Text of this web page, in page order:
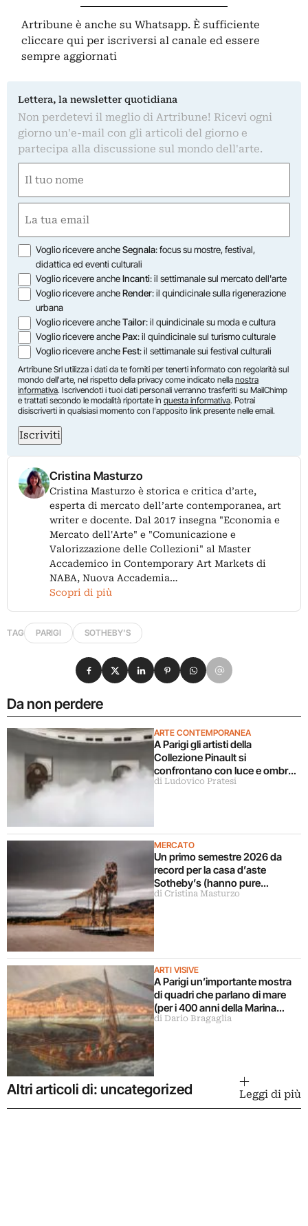
Artribune è anche su Whatsapp. È sufficiente
cliccare qui per iscriversi al canale ed essere
sempre aggiornati
Lettera, la newsletter quotidiana
Non perdetevi il meglio di Artribune! Ricevi ogni
giorno un'e-mail con gli articoli del giorno e
partecipa alla discussione sul mondo dell'arte.
(Required)
First
(Required)
Opzioni
Voglio ricevere ancheSegnala: focus su mostre, festival,
didattica ed eventi culturali
Voglio ricevere ancheIncanti: il settimanale sul mercato dell'arte
Voglio ricevere ancheRender: il quindicinale sulla rigenerazione
urbana
Voglio ricevere ancheTailor: il quindicinale su moda e cultura
Voglio ricevere anchePax: il quindicinale sul turismo culturale
Voglio ricevere ancheFest: il settimanale sui festival culturali
Artribune Srl utilizza i dati da te forniti per tenerti informato con regolarità sul
mondo dell'arte, nel rispetto della privacy come indicato nella nostra
informativa. Iscrivendoti i tuoi dati personali verranno trasferiti su MailChimp
e trattati secondo le modalità riportate in questa informativa. Potrai
disiscriverti in qualsiasi momento con l'apposito link presente nelle email.
Iscriviti
Cristina Masturzo
Cristina Masturzo è storica e critica d’arte,
esperta di mercato dell’arte contemporanea, art
writer e docente. Dal 2017 insegna "Economia e
Mercato dell'Arte" e "Comunicazione e
Valorizzazione delle Collezioni" al Master
Accademico in Contemporary Art Markets di
NABA, Nuova Accademia…
Scopri di più
TAG PARIGI SOTHEBY'S
Da non perdere
ARTE CONTEMPORANEA
A Parigi gli artisti della
Collezione Pinault si
confrontano con luce e ombra
in una grande mostra
di Ludovico Pratesi
MERCATO
Un primo semestre 2026 da
record per la casa d’aste
Sotheby’s (hanno pure
venduto il dinosauro più
di Cristina Masturzo
ARTI VISIVE
A Parigi un’importante mostra
di quadri che parlano di mare
(per i 400 anni della Marina
Francese)
di Dario Bragaglia
Condividi su Facebook
Condividi su X
Condividi su LinkedIn
Condividi su Pinterest
Condividi su WhatsApp
Condividi su Email
Altri articoli di: uncategorized Leggi di più